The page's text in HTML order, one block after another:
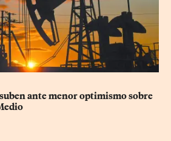
ante menor optimismo sobre